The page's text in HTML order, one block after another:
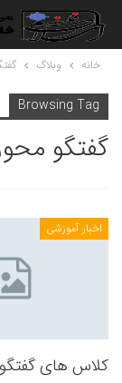
خانه وبلاگ
Browsing Tag
گفتگو
اخبار آموزشی
کلاس های